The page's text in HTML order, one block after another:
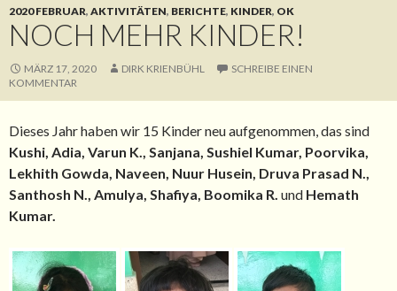
2020 FEBRUAR, AKTIVITÄTEN, BERICHTE, KINDER, OK
NOCH MEHR KINDER!
MÄRZ 17, 2020 DIRK KRIENBÜHL
SCHREIBE EINEN
KOMMENTAR
Dieses Jahr haben wir 15 Kinder neu aufgenommen, das sind
Kushi, Adia, Varun K., Sanjana, Sushiel Kumar, Poorvika,
Lekhith Gowda, Naveen, Nuur Husein, Druva Prasad N.,
Santhosh N., Amulya, Shafiya, Boomika R. und Hemath
Kumar.